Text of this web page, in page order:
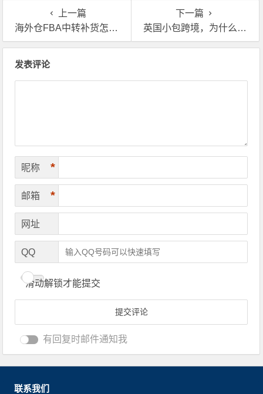
上一篇
海外仓FBA中转补货怎么操作？很多跨境卖家其实都不清楚
下一篇
英国小包跨境，为什么这么多人用海外仓？
发表评论
昵称 *
邮箱 *
网址
QQ
滑动解锁才能提交
有回复时邮件通知我
联系我们